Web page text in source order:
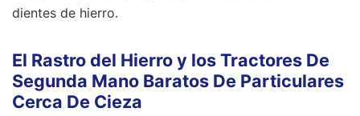
dientes de hierro.
El Rastro del Hierro y los Tractores De
Segunda Mano Baratos De Particulares
Cerca De Cieza